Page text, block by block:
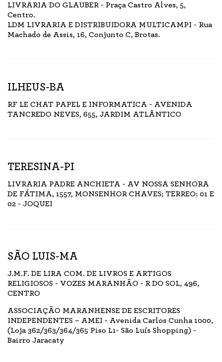
LIVRARIA DO GLAUBER - Praça Castro Alves, 5,
Centro.
LDM LIVRARIA E DISTRIBUIDORA MULTICAMPI - Rua
Machado de Assis, 16, Conjunto C, Brotas.
ILHEUS-BA
RF LE CHAT PAPEL E INFORMATICA - AVENIDA
TANCREDO NEVES, 655, JARDIM ATLÂNTICO
TERESINA-PI
LIVRARIA PADRE ANCHIETA - AV NOSSA SENHORA
DE FÁTIMA, 1557, MONSENHOR CHAVES; TERREO: 01 E
02 - JOQUEI
SÃO LUIS-MA
J.M.F. DE LIRA COM. DE LIVROS E ARTIGOS
RELIGIOSOS - VOZES MARANHÃO - R DO SOL, 496,
CENTRO
ASSOCIAÇÃO MARANHENSE DE ESCRITORES
INDEPENDENTES – AMEI - Avenida Carlos Cunha 1000,
(Loja 362/363/364/365 Piso L1- São Luís Shopping) -
Bairro Jaracaty